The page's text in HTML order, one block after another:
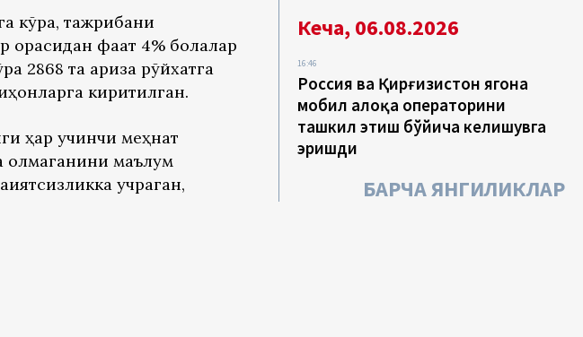
кўра, тажрибани
фақат 4% болалар
2868 та ариза рўйхатга
киритилган.
ҳар учинчи меҳнат
олмаганини маълум
учраган,
Кеча, 06.08.2026
16:46
Россия ва Қирғизистон ягона
мобил алоқа операторини
ташкил этиш бўйича келишувга
эришди
БАРЧА ЯНГИЛИКЛАР